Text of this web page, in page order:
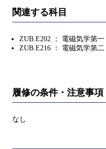
関連する科目
ZUB.E202 ： 電磁気学第一
ZUB.E216 ： 電磁気学第二
履修の条件・注意事項
なし